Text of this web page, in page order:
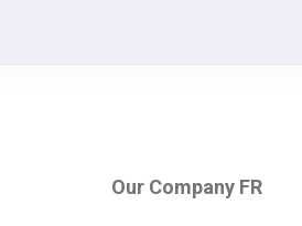
Our Company FR